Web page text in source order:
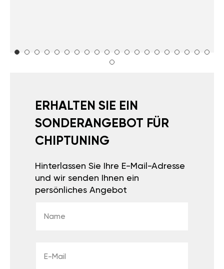
ERHALTEN SIE EIN
SONDERANGEBOT FÜR
CHIPTUNING
Hinterlassen Sie Ihre E-Mail-Adresse
und wir senden Ihnen ein
persönliches Angebot